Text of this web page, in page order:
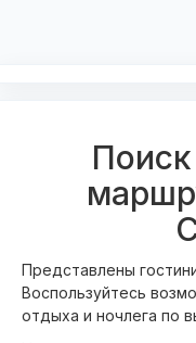
Представлены
Воспользуйтесь
отдыха и ночлега по